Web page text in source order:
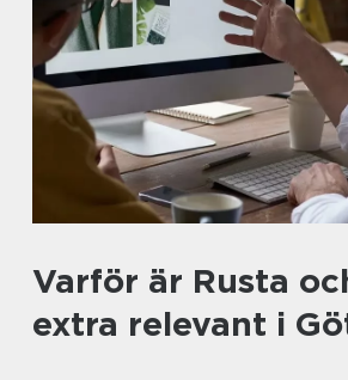
Varför är Rusta
extra relevant i